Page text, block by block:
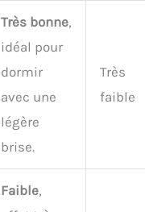
Très bonne,
idéal pour
dormir
avec une
légère
brise.
Très
faible
Faible,